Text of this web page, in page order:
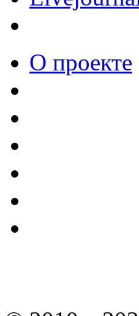
О проекте